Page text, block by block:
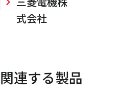
式会社
関連する製品